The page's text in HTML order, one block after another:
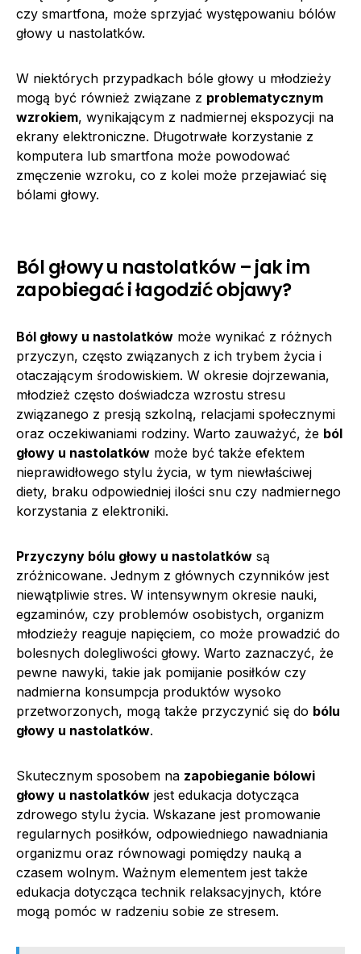
czy smartfona, może sprzyjać występowaniu bólów
głowy u nastolatków.
W niektórych przypadkach bóle głowy u młodzieży
mogą być również związane z problematycznym
wzrokiem, wynikającym z nadmiernej ekspozycji na
ekrany elektroniczne. Długotrwałe korzystanie z
komputera lub smartfona może powodować
zmęczenie wzroku, co z kolei może przejawiać się
bólami głowy.
Ból głowy u nastolatków – jak im
zapobiegać i łagodzić objawy?
Ból głowy u nastolatków może wynikać z różnych
przyczyn, często związanych z ich trybem życia i
otaczającym środowiskiem. W okresie dojrzewania,
młodzież często doświadcza wzrostu stresu
związanego z presją szkolną, relacjami społecznymi
oraz oczekiwaniami rodziny. Warto zauważyć, że ból
głowy u nastolatków może być także efektem
nieprawidłowego stylu życia, w tym niewłaściwej
diety, braku odpowiedniej ilości snu czy nadmiernego
korzystania z elektroniki.
Przyczyny bólu głowy u nastolatków są
zróżnicowane. Jednym z głównych czynników jest
niewątpliwie stres. W intensywnym okresie nauki,
egzaminów, czy problemów osobistych, organizm
młodzieży reaguje napięciem, co może prowadzić do
bolesnych dolegliwości głowy. Warto zaznaczyć, że
pewne nawyki, takie jak pomijanie posiłków czy
nadmierna konsumpcja produktów wysoko
przetworzonych, mogą także przyczynić się do bólu
głowy u nastolatków.
Skutecznym sposobem na zapobieganie bólowi
głowy u nastolatków jest edukacja dotycząca
zdrowego stylu życia. Wskazane jest promowanie
regularnych posiłków, odpowiedniego nawadniania
organizmu oraz równowagi pomiędzy nauką a
czasem wolnym. Ważnym elementem jest także
edukacja dotycząca technik relaksacyjnych, które
mogą pomóc w radzeniu sobie ze stresem.